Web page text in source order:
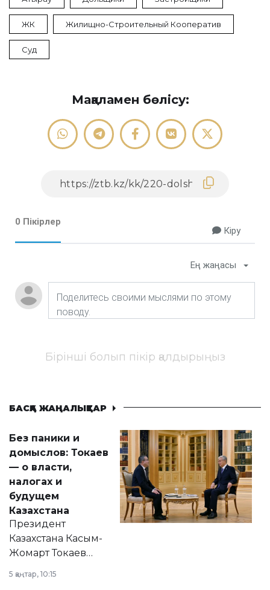
ЖК Жилищно-Строительный Кооператив
Суд
Мақаламен бөлісу:
0 Пікірлер
Кіру
Ең жаңасы
Бірінші болып пікір қалдырыңыз
БАСҚА ЖАҢАЛЫҚТАР
Без паники и
домыслов: Токаев
— о власти,
налогах и
будущем
Казахстана
Президент
Казахстана Касым-
Жомарт Токаев
сразу несколько
5 қаңтар, 10:15